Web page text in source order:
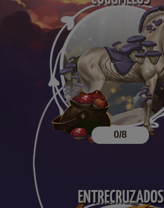
0/8
ENTRECRUZADOS